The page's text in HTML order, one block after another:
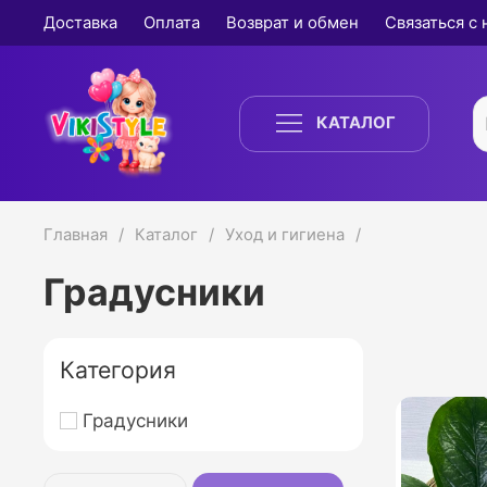
Доставка Оплата Возврат и обмен Связаться с
КАТАЛОГ
Главная Каталог Уход и гигиена
Градусники
Категория
Градусники